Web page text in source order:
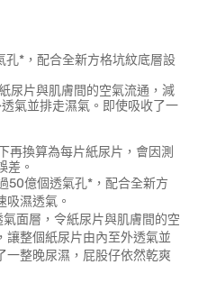
孔*，配合全新方格坑紋底層設
尿片與肌膚間的空氣流通，減
氣並排走濕氣。即使吸收了一
再換算為每片紙尿片，會因測
差。
50億個透氣孔*，配合全新方
吸濕透氣。
面層，令紙尿片與肌膚間的空
讓整個紙尿片由內至外透氣並
一整晚尿濕，屁股仔依然乾爽